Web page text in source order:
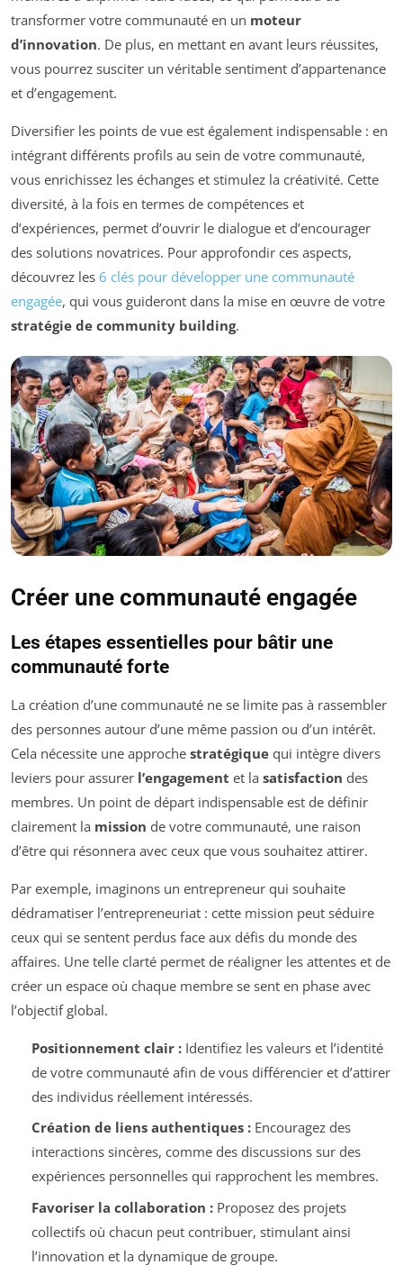
transformer votre communauté en un moteur
d’innovation. De plus, en mettant en avant leurs réussites,
vous pourrez susciter un véritable sentiment d’appartenance
et d’engagement.
Diversifier les points de vue est également indispensable : en
intégrant différents profils au sein de votre communauté,
vous enrichissez les échanges et stimulez la créativité. Cette
diversité, à la fois en termes de compétences et
d’expériences, permet d’ouvrir le dialogue et d’encourager
des solutions novatrices. Pour approfondir ces aspects,
découvrez les 6 clés pour développer une communauté
engagée, qui vous guideront dans la mise en œuvre de votre
stratégie de community building.
Créer une communauté engagée
Les étapes essentielles pour bâtir une
communauté forte
La création d’une communauté ne se limite pas à rassembler
des personnes autour d’une même passion ou d’un intérêt.
Cela nécessite une approche stratégique qui intègre divers
leviers pour assurer l’engagement et la satisfaction des
membres. Un point de départ indispensable est de définir
clairement la mission de votre communauté, une raison
d’être qui résonnera avec ceux que vous souhaitez attirer.
Par exemple, imaginons un entrepreneur qui souhaite
dédramatiser l’entrepreneuriat : cette mission peut séduire
ceux qui se sentent perdus face aux défis du monde des
affaires. Une telle clarté permet de réaligner les attentes et de
créer un espace où chaque membre se sent en phase avec
l’objectif global.
Positionnement clair :Identifiez les valeurs et l’identité
de votre communauté afin de vous différencier et d’attirer
des individus réellement intéressés.
Création de liens authentiques :Encouragez des
interactions sincères, comme des discussions sur des
expériences personnelles qui rapprochent les membres.
Favoriser la collaboration :Proposez des projets
collectifs où chacun peut contribuer, stimulant ainsi
l’innovation et la dynamique de groupe.